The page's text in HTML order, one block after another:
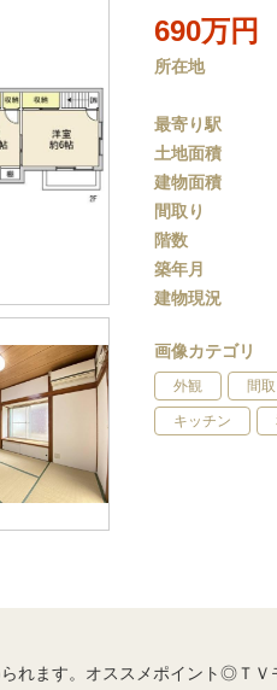
690万円
所在地
最寄り駅
土地面積
建物面積
間取り
階数
築年月
建物現況
画像カテゴリ
外観 間取
キッチン
れます。オススメポイント◎Ｔ